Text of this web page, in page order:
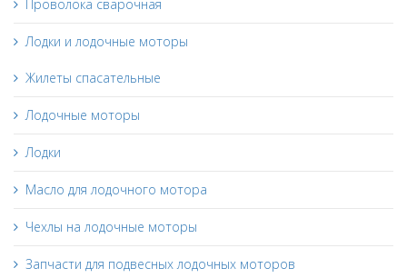
Проволока сварочная
Лодки и лодочные моторы
Жилеты спасательные
Лодочные моторы
Лодки
Масло для лодочного мотора
Чехлы на лодочные моторы
Запчасти для подвесных лодочных моторов